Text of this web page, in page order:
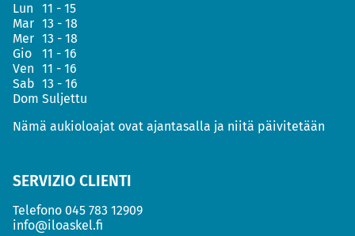
Lun
11 - 15
Mar 13 - 18
Mer 13 - 18
Gio
11 - 16
Ven 11 - 16
Sab 13 - 16
Dom Suljettu
Nämä aukioloajat ovat ajantasalla ja niitä päivitetään
SERVIZIO CLIENTI
Telefono 045 783 12909
info@iloaskel.fi